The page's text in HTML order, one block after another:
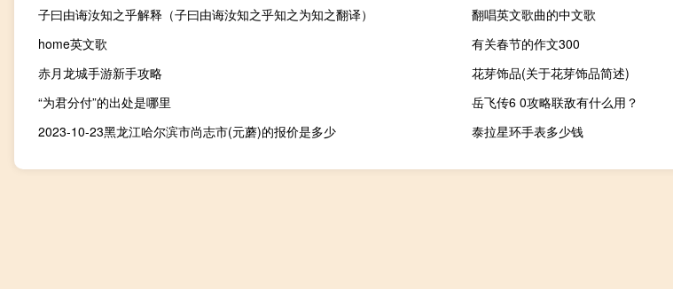
子曰由诲汝知之乎解释（子曰由诲汝知之乎知之为知之翻译）
翻唱英文歌曲的中文歌
home英文歌
有关春节的作文300
赤月龙城手游新手攻略
花芽饰品(关于花芽饰品简述)
“为君分付”的出处是哪里
岳飞传6 0攻略联敌有什么用？
2023-10-23黑龙江哈尔滨市尚志市(元蘑)的报价是多少
泰拉星环手表多少钱